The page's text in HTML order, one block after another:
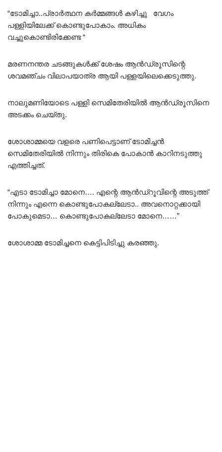
“ടോമിച്ചാ..പ്രാർത്ഥന കർമ്മങ്ങൾ കഴിച്ചു വേഗം
പള്ളിയിലേക്ക് കൊണ്ടുപോകാം. അധികം
വച്ചുകൊണ്ടിരിക്കേണ്ട “
മരണനന്തര ചടങ്ങുകൾക്ക് ശേഷം ആൻഡ്രൂസിന്റെ
ശവമഞ്ചം വിലാപയാത്ര ആയി പള്ളയിലെക്കെടുത്തു.
നാലുമണിയോടെ പള്ളി സെമിതേരിയിൽ ആൻഡ്രൂസിനെ
അടക്കം ചെയ്തു.
ശോശാമ്മയെ വളരെ പണിപെട്ടാണ് ടോമിച്ചൻ
സെമിതേരിയിൽ നിന്നും തിരികെ പോകാൻ കാറിനടുത്തു
എത്തിച്ചത്.
“എടാ ടോമിച്ചാ മോനെ…. എന്റെ ആൻഡ്റൂവിന്റെ അടുത്ത്
നിന്നും എന്നെ കൊണ്ടുപോകല്ലേടാ.. അവനൊറ്റക്കായി
പോകുമെടാ… കൊണ്ടുപോകല്ലേടാ മോനെ……”
ശോശാമ്മ ടോമിച്ചനെ കെട്ടിപിടിച്ചു കരഞ്ഞു.